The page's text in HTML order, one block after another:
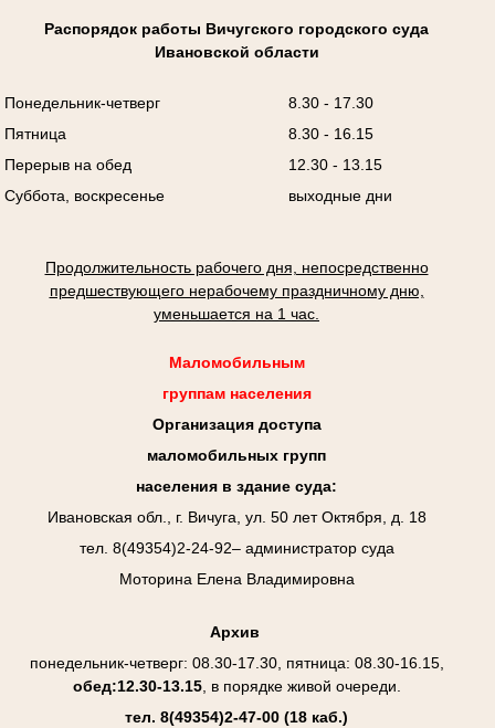
Распорядок работы Вичугского городского суда
Ивановской области
Понедельник-четверг
8.30 - 17.30
Пятница
8.30 - 16.15
Перерыв на обед
12.30 - 13.15
Суббота, воскресенье
выходные дни
Продолжительность рабочего дня, непосредственно
предшествующего нерабочему праздничному дню,
уменьшается на 1 час.
Маломобильным
группам населения
Организация доступа
маломобильных групп
населения в здание суда:
Ивановская обл., г. Вичуга, ул. 50 лет Октября, д. 18
тел. 8(49354)2-24-92– администратор суда
Моторина Елена Владимировна
Архив
понедельник-четверг: 08.30-17.30, пятница: 08.30-16.15,
обед:12.30-13.15, в порядке живой очереди.
тел. 8(49354)2-47-00 (18 каб.)